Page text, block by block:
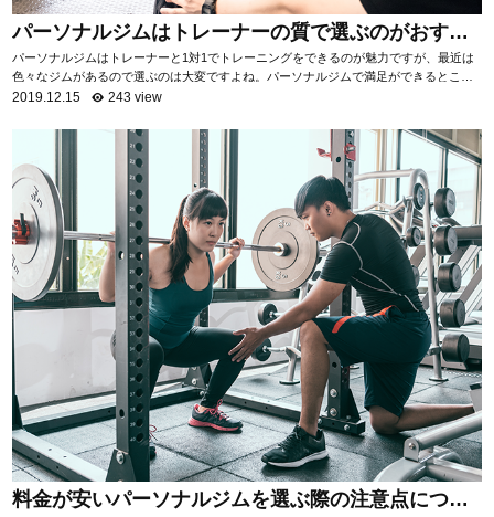
パーソナルジムはトレーナーの質で選ぶのがおすす
め！
パーソナルジムはトレーナーと1対1でトレーニングをできるのが魅力ですが、最近は
色々なジムがあるので選ぶのは大変ですよね。パーソナルジムで満足ができるところ
を選ぶためには「トレーナーの質を知る」ことがお...
2019.12.15 243 view
料金が安いパーソナルジムを選ぶ際の注意点につい